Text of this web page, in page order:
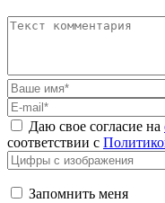
Даю свое согласие на
соответствии с
Запомнить меня